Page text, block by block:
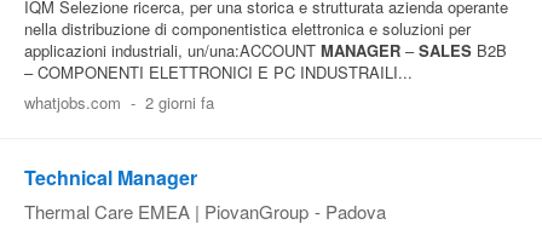
IQM Selezione ricerca, per una storica e strutturata azienda operante
nella distribuzione di componentistica elettronica e soluzioni per
applicazioni industriali, un/una:ACCOUNT MANAGER –SALES B2B
– COMPONENTI ELETTRONICI E PC INDUSTRAILI...
whatjobs.com - 2 giorni fa
Technical Manager
Thermal Care EMEA | PiovanGroup - Padova